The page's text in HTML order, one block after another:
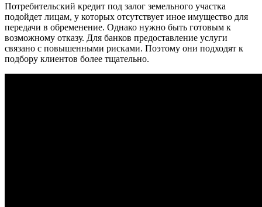
Потребительский кредит под залог земельного участка
подойдет лицам, у которых отсутствует иное имущество для
передачи в обременение. Однако нужно быть готовым к
возможному отказу. Для банков предоставление услуги
связано с повышенными рисками. Поэтому они подходят к
подбору клиентов более тщательно.